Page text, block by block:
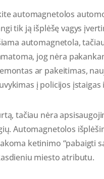
automagnetolos
tik ją išplėšę vagys
automagnetola,
jog nėra
ar pakeitimas,
į policijos įstaigas
tačiau nėra
Automagnetolos
ketinimo “pabaigti
miesto atributu.